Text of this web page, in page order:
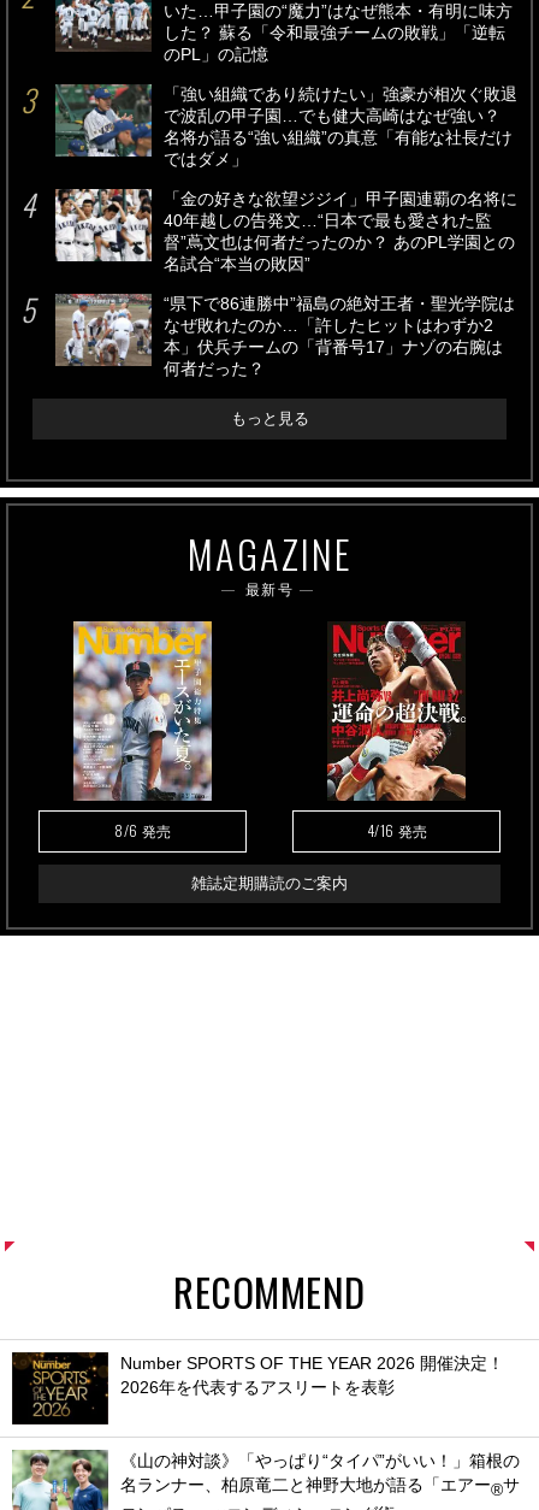
いた…甲子園の“魔力”はなぜ熊本・有明に味方
した？ 蘇る「令和最強チームの敗戦」「逆転
のPL」の記憶
「強い組織であり続けたい」強豪が相次ぐ敗退
で波乱の甲子園…でも健大高崎はなぜ強い？
名将が語る“強い組織”の真意「有能な社長だけ
ではダメ」
「金の好きな欲望ジジイ」甲子園連覇の名将に
40年越しの告発文…“日本で最も愛された監
督”蔦文也は何者だったのか？ あのPL学園との
名試合“本当の敗因”
“県下で86連勝中”福島の絶対王者・聖光学院は
なぜ敗れたのか…「許したヒットはわずか2
本」伏兵チームの「背番号17」ナゾの右腕は
何者だった？
もっと見る
MAGAZINE
最新号
8/6 発売 4/16 発売
雑誌定期購読のご案内
RECOMMEND
Number SPORTS OF THE YEAR 2026 開催決定！
2026年を代表するアスリートを表彰
《山の神対談》「やっぱり“タイパ”がいい！」箱根の
名ランナー、柏原竜二と神野大地が語る「エアー®サ